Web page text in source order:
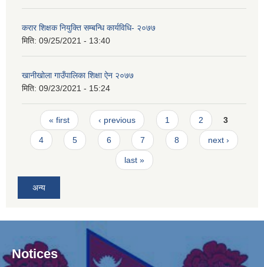
करार शिक्षक नियुक्ति सम्बन्धि कार्यविधि- २०७७
मिति: 09/25/2021 - 13:40
खानीखोला गाउँपालिका शिक्षा ऐन २०७७
मिति: 09/23/2021 - 15:24
Pages
« first ‹ previous 1 2 3
4 5 6 7 8 next ›
last »
अन्य
Notices